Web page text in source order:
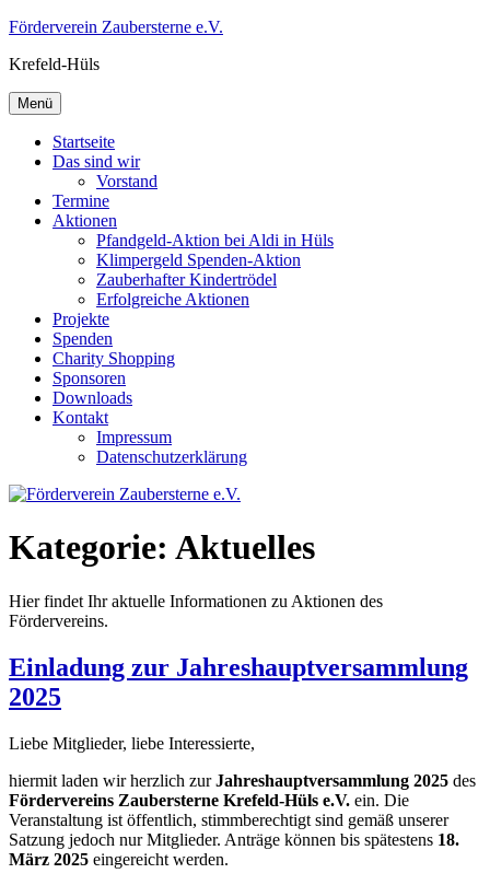
Zum
springen
Förderverein Zaubersterne e.V.
Krefeld-Hüls
Menü
Startseite
Das sind wir
Vorstand
Termine
Aktionen
Pfandgeld-Aktion bei Aldi in Hüls
Klimpergeld Spenden-Aktion
Zauberhafter Kindertrödel
Erfolgreiche Aktionen
Projekte
Spenden
Charity Shopping
Sponsoren
Downloads
Kontakt
Impressum
Datenschutzerklärung
Kategorie: Aktuelles
Hier findet Ihr aktuelle Informationen zu Aktionen des
Fördervereins.
Einladung zur Jahreshauptversammlung
2025
Liebe Mitglieder, liebe Interessierte,
hiermit laden wir herzlich zurJahreshauptversammlung 2025 des
Fördervereins Zaubersterne Krefeld-Hüls e.V. ein. Die
Veranstaltung ist öffentlich, stimmberechtigt sind gemäß unserer
Satzung jedoch nur Mitglieder. Anträge können bis spätestens 18.
März 2025 eingereicht werden.